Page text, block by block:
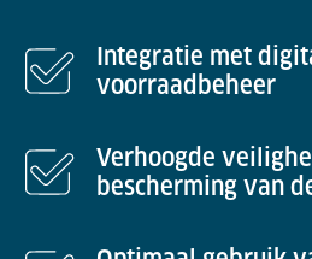
Integratie met
voorraadbeheer
Verhoogde
bescherming van